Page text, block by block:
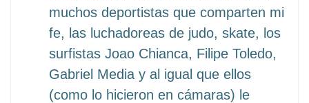
muchos deportistas que comparten mi
fe, las luchadoreas de judo, skate, los
surfistas Joao Chianca, Filipe Toledo,
Gabriel Media y al igual que ellos
(como lo hicieron en cámaras) le